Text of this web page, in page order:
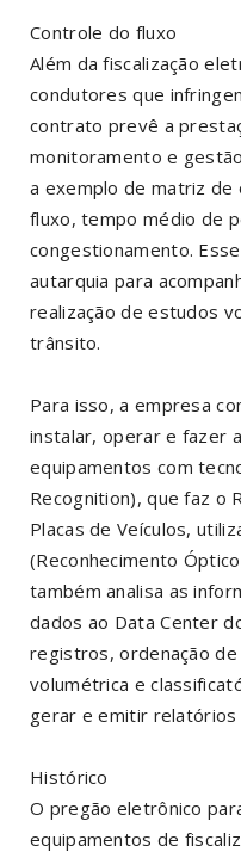
Controle do fluxo
Além da fiscalização
condutores que
contrato prevê a
monitoramento e
a exemplo de matriz
fluxo, tempo médio de
congestionamento.
autarquia para
realização de estudos
trânsito.
Para isso, a empresa
instalar, operar e fazer
equipamentos com
Recognition), que faz o
Placas de Veículos,
(Reconhecimento
também analisa as
dados ao Data Center
registros, ordenação
volumétrica e
gerar e emitir relatórios
Histórico
O pregão eletrônico
equipamentos de